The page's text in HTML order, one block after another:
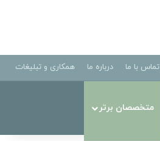
تماس با ما درباره ما همکاری و تبلیغات
متخصصان برتر